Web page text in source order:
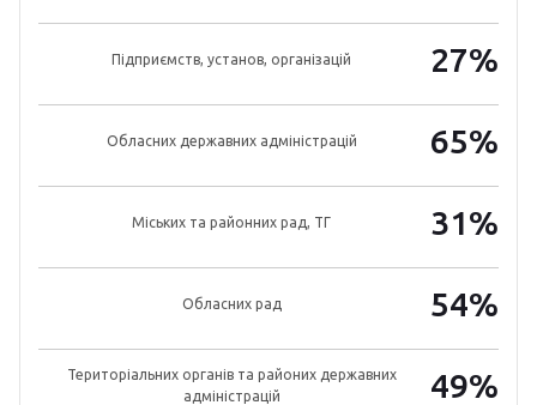
27%
Підприємств, установ, організацій
65%
Обласних державних адміністрацій
31%
Міських та районних рад, ТГ
54%
Обласних рад
49%
Територіальних органів та районих державних
адміністрацій